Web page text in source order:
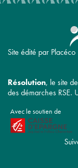
Site édité par Placéco
Résolution, le site
des démarches RSE.
Avec le soutien de